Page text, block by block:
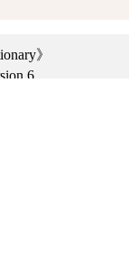
》
6